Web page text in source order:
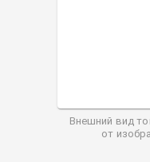
Внешний вид
от